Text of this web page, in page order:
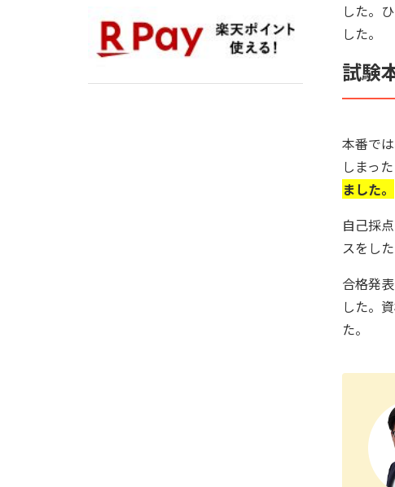
した。
した。
試験
本番で
しまっ
ました。
自己採
スをし
合格発
した。
た。